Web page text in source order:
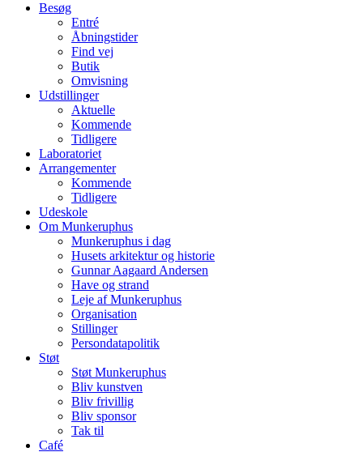
Besøg
Entré
Åbningstider
Find vej
Butik
Omvisning
Udstillinger
Aktuelle
Kommende
Tidligere
Laboratoriet
Arrangementer
Kommende
Tidligere
Udeskole
Om Munkeruphus
Munkeruphus i dag
Husets arkitektur og historie
Gunnar Aagaard Andersen
Have og strand
Leje af Munkeruphus
Organisation
Stillinger
Persondatapolitik
Støt
Støt Munkeruphus
Bliv kunstven
Bliv frivillig
Bliv sponsor
Tak til
Café